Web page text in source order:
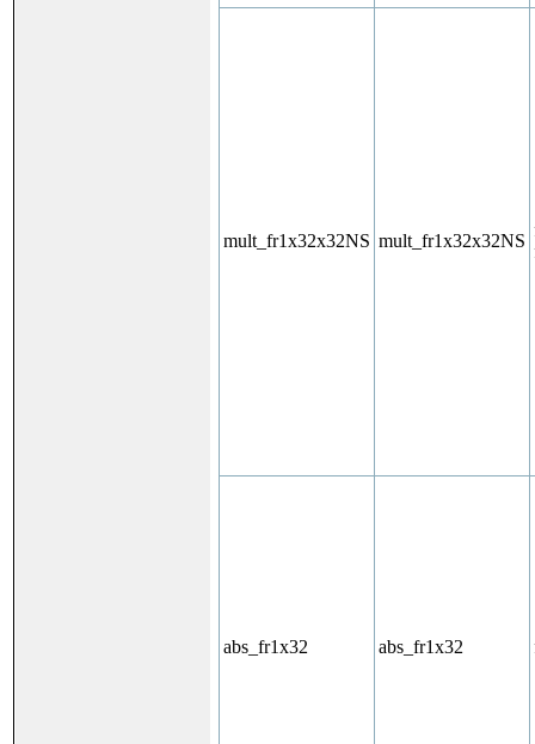
mult_fr1x32x32NS mult_fr1x32x32NS
abs_fr1x32 abs_fr1x32